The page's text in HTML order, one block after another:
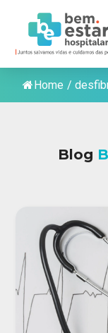
Home /
Blog